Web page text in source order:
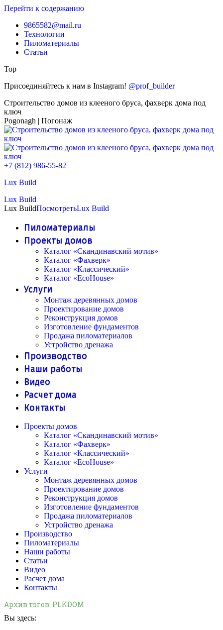
Перейти к содержанию
9865582@mail.ru
Технологии
Пиломатериалы
Статьи
Top
Присоединяйтесь к нам в Instagram! @prof_builder
Строительство домов из клееного бруса, фахверк дома под
ключ
Pogonagh | Погонаж
+7 (812) 986-55-82
Lux Build
Lux Build
Lux BuildПосмотретьLux Build
Пиломатериалы
Проекты домов
Каталог «Скандинавский мотив»
Каталог «Фахверк»
Каталог «Классический»
Каталог «EcoHouse»
Услуги
Монтаж деревянных домов
Проектирование домов
Реконструкция домов
Изготовление фундаментов
Продажа пиломатериалов
Устройство дренажа
Производство
Наши работы
Видео
Расчет дома
Контакты
Проекты домов
Каталог «Скандинавский мотив»
Каталог «Фахверк»
Каталог «Классический»
Каталог «EcoHouse»
Услуги
Монтаж деревянных домов
Проектирование домов
Реконструкция домов
Изготовление фундаментов
Продажа пиломатериалов
Устройство дренажа
Производство
Пиломатериалы
Наши работы
Статьи
Видео
Расчет дома
Контакты
Архив тэгов: PLKDOM
Вы здесь: